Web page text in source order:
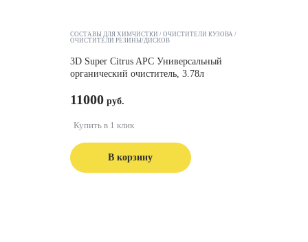
СОСТАВЫ ДЛЯ ХИМЧИСТКИ
ОЧИСТИТЕЛИ КУЗОВА
ОЧИСТИТЕЛИ РЕЗИНЫ/ДИСКОВ
3D Super Citrus APC Универсальный
органический очиститель, 3.78л
11000
В корзину
Купить в 1 клик